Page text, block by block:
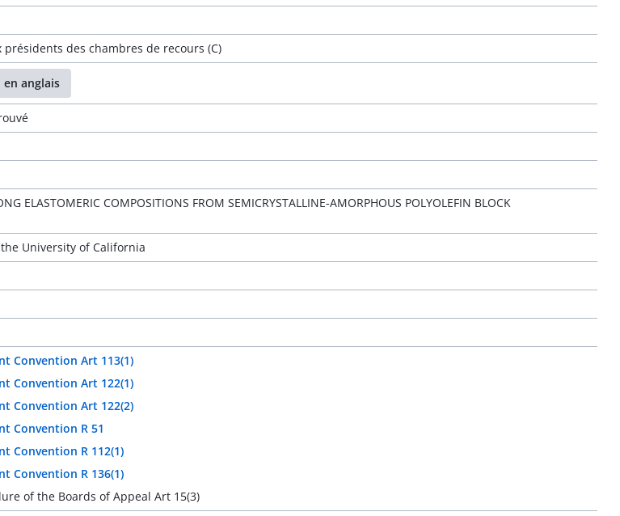
présidents des chambres de recours (C)
en anglais
ELASTOMERIC COMPOSITIONS FROM SEMICRYSTALLINE-AMORPHOUS POLYOLEFIN BLOCK
University of California
Convention Art 113(1)
Convention Art 122(1)
Convention Art 122(2)
Convention R 51
Convention R 112(1)
Convention R 136(1)
of the Boards of Appeal Art 15(3)